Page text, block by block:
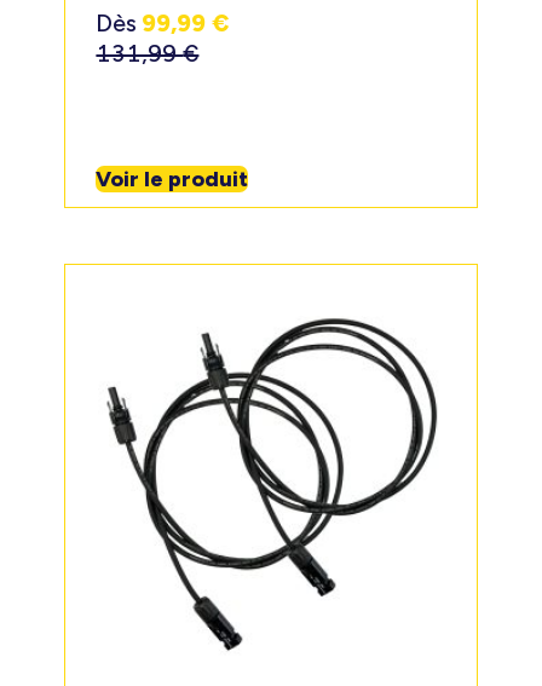
Dès 99,99€
131,99€
Voir le produit